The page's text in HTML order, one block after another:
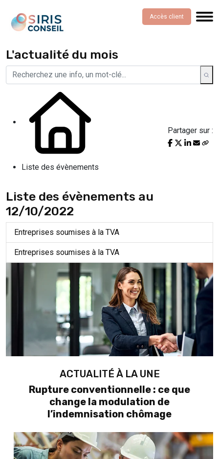
Accès client
L'actualité du mois
Liste des évènements
Partager sur :
Liste des évènements au
12/10/2022
Entreprises soumises à la TVA
Entreprises soumises à la TVA
ACTUALITÉ À LA UNE
Rupture conventionnelle : ce que
change la modulation de
l’indemnisation chômage